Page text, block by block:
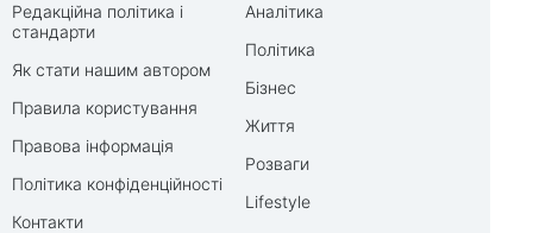
Редакційна політика і
стандарти
Як стати нашим автором
Правила користування
Правова інформація
Політика конфіденційності
Контакти
Аналітика
Політика
Бізнес
Життя
Розваги
Lifestyle